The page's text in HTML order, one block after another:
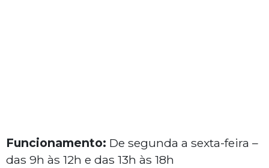
Funcionamento: De segunda a sexta-feira –
das 9h às 12h e das 13h às 18h